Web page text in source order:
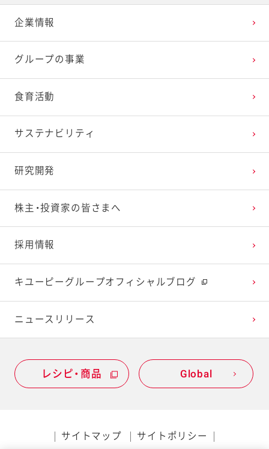
2025年3月
2025年2月
2024年4月
2024年3月
2023年5月
2023年4月
2022年6月
2022年5月
2021年7月
2021年6月
2020年8月
2020年7月
2019年9月
2019年8月
企業情報
グループの事業
食育活動
サステナビリティ
研究開発
株主・投資家の皆さまへ
採用情報
キユーピーグループオフィシャルブログ
ニュースリリース
レシピ・商品 Global
サイトマップ サイトポリシー